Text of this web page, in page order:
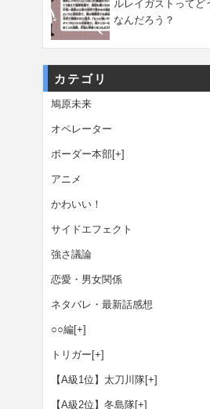
ルレイガストってど
なんだろう？
カテゴリ
鳩原未来
オペレーター
ボーダー本部[+]
アニメ
かわいい！
サイドエフェクト
強さ議論
恋愛・男女関係
ネタバレ・最新話感想
○○編[+]
トリガー [+]
【A級1位】太刀川隊[+]
【A級2位】冬島隊[+]